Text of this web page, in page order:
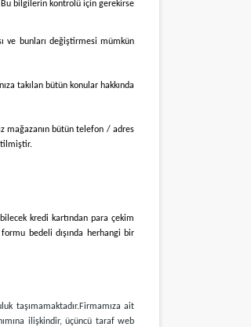
bilgilerin kontrolü için gerekirse
ve bunları değiştirmesi mümkün
takılan bütün konular hakkında
mağazanın bütün telefon / adres
kredi kartından para çekim
bedeli dışında herhangi bir
taşımamaktadır.Firmamıza ait
ilişkindir, üçüncü taraf web